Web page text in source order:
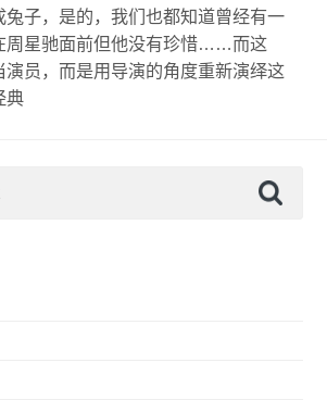
兔子，是的，我们也都知道曾经有一
周星驰面前但他没有珍惜……而这
演员，而是用导演的角度重新演绎这
典